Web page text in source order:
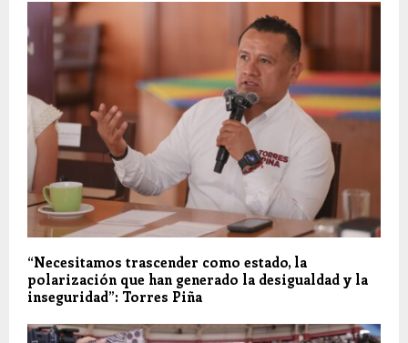
“Necesitamos trascender como estado, la
polarización que han generado la desigualdad y la
inseguridad”: Torres Piña